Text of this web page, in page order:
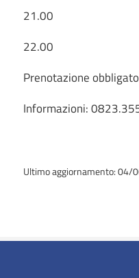
21.00
22.00
Prenotazione
Informazioni:
Ultimo aggiornamento: 04/